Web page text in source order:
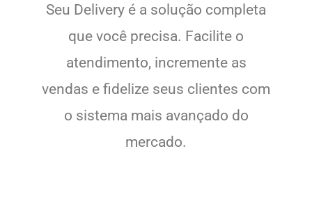
Seu Delivery é a solução completa
que você precisa. Facilite o
atendimento, incremente as
vendas e fidelize seus clientes com
o sistema mais avançado do
mercado.